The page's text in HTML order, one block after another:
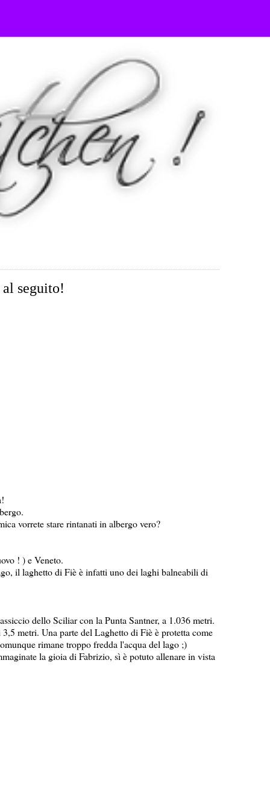
seguito!
vorrete stare rintanati in albergo vero?
! ) e Veneto.
il laghetto di Fiè è infatti uno dei laghi balneabili di
dello Sciliar con la Punta Santner, a 1.036 metri.
metri. Una parte del Laghetto di Fiè è protetta come
rimane troppo fredda l'acqua del lago ;)
la gioia di Fabrizio, sì è potuto allenare in vista